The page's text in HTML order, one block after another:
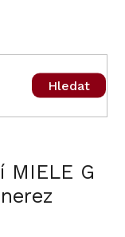
Hledat
MIELE G